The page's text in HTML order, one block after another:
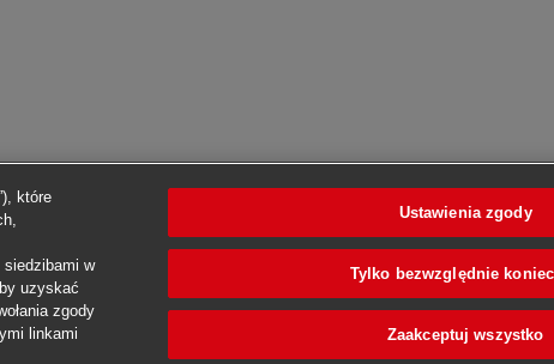
które
siedzibami w
uzyskać
zgody
linkami
Ustawienia zgody
Tylko bezwzględnie
Zaakceptuj wszystko